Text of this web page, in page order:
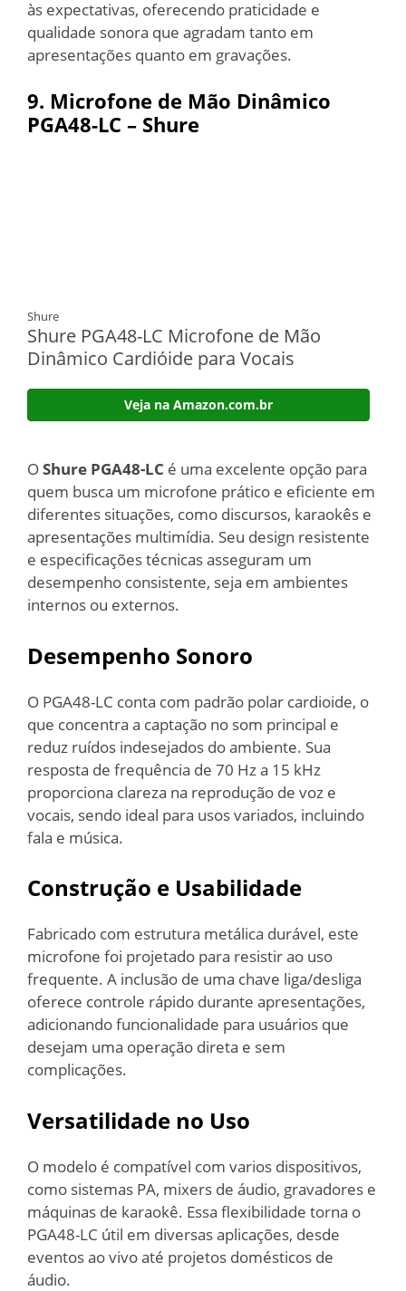
às expectativas, oferecendo praticidade e
qualidade sonora que agradam tanto em
apresentações quanto em gravações.
9. Microfone de Mão Dinâmico
PGA48-LC – Shure
Shure
Shure PGA48-LC Microfone de Mão
Dinâmico Cardióide para Vocais
Veja na Amazon.com.br
OShure PGA48-LC é uma excelente opção para
quem busca um microfone prático e eficiente em
diferentes situações, como discursos, karaokês e
apresentações multimídia. Seu design resistente
e especificações técnicas asseguram um
desempenho consistente, seja em ambientes
internos ou externos.
Desempenho Sonoro
O PGA48-LC conta com padrão polar cardioide, o
que concentra a captação no som principal e
reduz ruídos indesejados do ambiente. Sua
resposta de frequência de 70 Hz a 15 kHz
proporciona clareza na reprodução de voz e
vocais, sendo ideal para usos variados, incluindo
fala e música.
Construção e Usabilidade
Fabricado com estrutura metálica durável, este
microfone foi projetado para resistir ao uso
frequente. A inclusão de uma chave liga/desliga
oferece controle rápido durante apresentações,
adicionando funcionalidade para usuários que
desejam uma operação direta e sem
complicações.
Versatilidade no Uso
O modelo é compatível com varios dispositivos,
como sistemas PA, mixers de áudio, gravadores e
máquinas de karaokê. Essa flexibilidade torna o
PGA48-LC útil em diversas aplicações, desde
eventos ao vivo até projetos domésticos de
áudio.